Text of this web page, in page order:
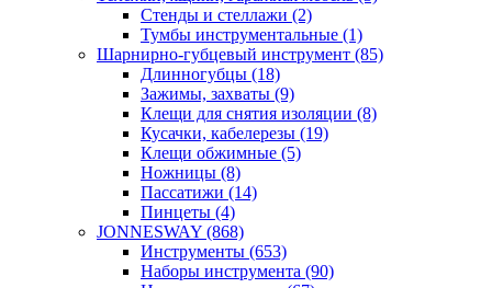
Cтенды и стеллажи (2)
Тумбы инструментальные (1)
Шарнирно-губцевый инструмент (85)
Длинногубцы (18)
Зажимы, захваты (9)
Клещи для снятия изоляции (8)
Кусачки, кабелерезы (19)
Клещи обжимные (5)
Ножницы (8)
Пассатижи (14)
Пинцеты (4)
JONNESWAY (868)
Инструменты (653)
Наборы инструмента (90)